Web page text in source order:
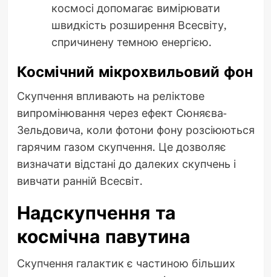
космосі допомагає вимірювати
швидкість розширення Всесвіту,
спричинену темною енергією.
Космічний мікрохвильовий фон
Скупчення впливають на реліктове
випромінювання через ефект Сюняєва-
Зельдовича, коли фотони фону розсіюються
гарячим газом скупчення. Це дозволяє
визначати відстані до далеких скупчень і
вивчати ранній Всесвіт.
Надскупчення та
космічна павутина
Скупчення галактик є частиною більших